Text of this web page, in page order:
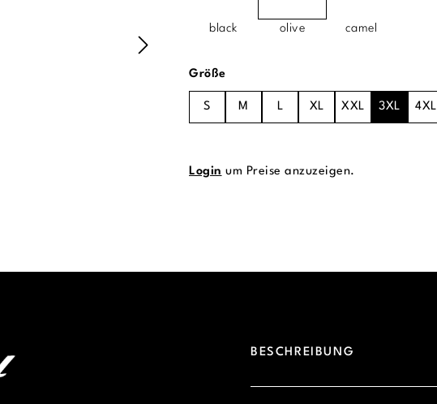
black olive camel
Größeauswählen
S M L XL XXL 3XL 4XL
Login um Preise anzuzeigen.
BESCHREIBUNG